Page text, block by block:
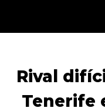
Rival
Tenerife